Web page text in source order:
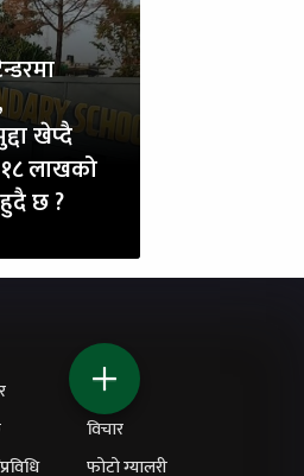
खेप्दै
, १८ लाखको
छ ?
शिक्षा
विचार
फोटो ग्यालरी